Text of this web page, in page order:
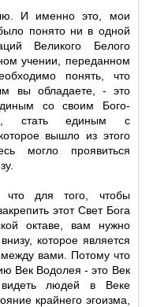
И именно это, мои
понято ни в одной
Великого Белого
учении, переданном
понять, что
вы обладаете, - это
со своим Бого-
стать единым с
вышло из этого
могло проявиться
что для того, чтобы
этот Свет Бога
октаве, вам нужно
которое является
вами. Потому что
Век Водолея - это Век
людей в Веке
крайнего эгоизма,